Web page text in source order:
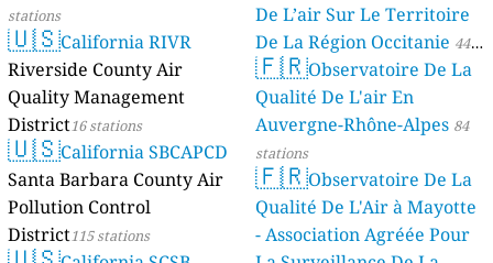
stations
🇺🇸California RIVR
Riverside County Air
Quality Management
District16 stations
🇺🇸California SBCAPCD
Santa Barbara County Air
Pollution Control
District115 stations
De L’air Sur Le Territoire
De La Région Occitanie 44
stations
🇫🇷Observatoire De La
Qualité De L'air En
Auvergne-Rhône-Alpes 84
stations
🇫🇷Observatoire De La
Qualité De L'Air à Mayotte
- Association Agréée Pour